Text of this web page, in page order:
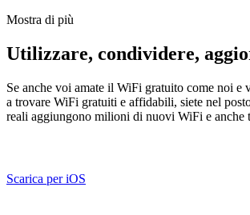
Mostra di più
Utilizzare, condividere,
Se anche voi amate il WiFi gratuito come noi e
a trovare WiFi gratuiti e affidabili, siete nel
reali aggiungono milioni di nuovi WiFi e anche
Scarica per iOS